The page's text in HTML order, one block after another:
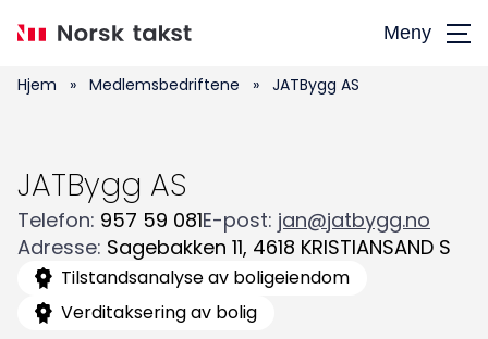
hovedinnhold
Meny
Søk
Hjem » Medlemsbedriftene » JATBygg AS
JATBygg AS
Telefon: 957 59 081E-post: jan@jatbygg.no
Adresse: Sagebakken 11, 4618 KRISTIANSAND S
Tilstandsanalyse av boligeiendom
Verditaksering av bolig